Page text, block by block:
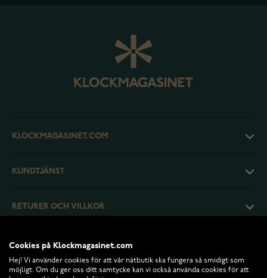
KLOCKMAGASINET.COM
KUNDTJÄNST
RETURER OCH VILLKOR
INFO
Cookies på Klockmagasinet.com
Hej! Vi använder cookies för att vår nätbutik ska fungera så smidigt som
möjligt. Om du ger oss ditt samtycke kan vi också använda cookies för att